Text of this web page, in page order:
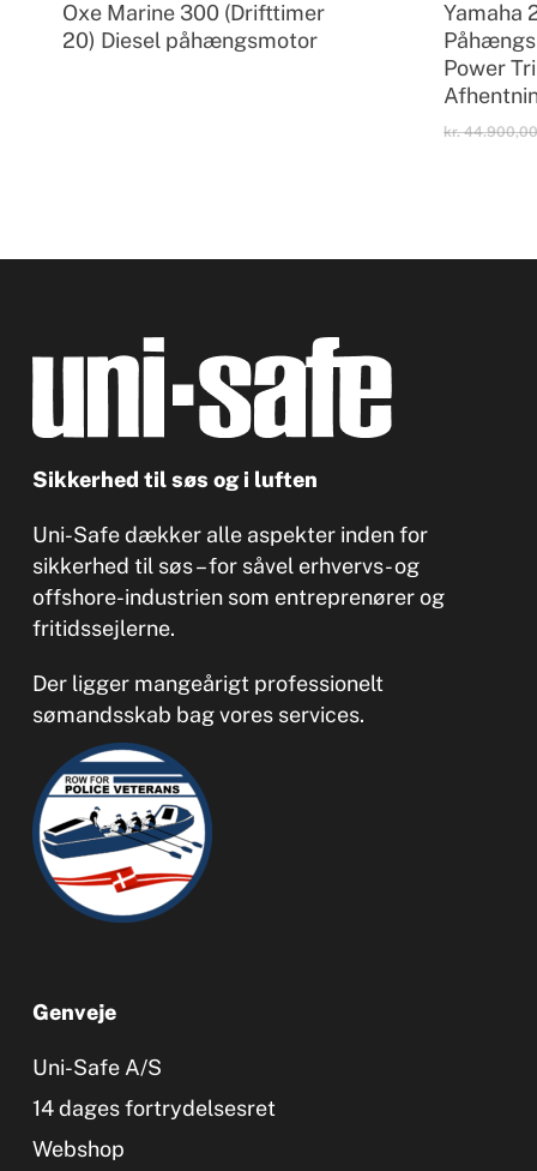
Oxe Marine 300 (Drifttimer
20) Diesel påhængsmotor
Yamaha
Power
kr.
Sikkerhed til søs og i luften
Uni-Safe dækker alle aspekter inden for
sikkerhed til søs – for såvel erhvervs- og
offshore-industrien som entreprenører og
fritidssejlerne.
Der ligger mangeårigt professionelt
sømandsskab bag vores services.
Genveje
Uni-Safe A/S
14 dages fortrydelsesret
Webshop